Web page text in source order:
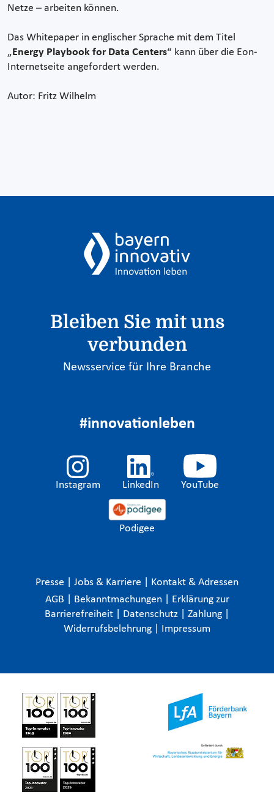
Netze – arbeiten können.
Das Whitepaper in englischer Sprache mit dem Titel
„Energy Playbook for Data Centers“ kann über die Eon-
Internetseite angefordert werden.
Autor: Fritz Wilhelm
Bleiben Sie mit uns
verbunden
Newsservice für Ihre Branche
#innovationleben
Instagram LinkedIn YouTube
Podigee
Presse Jobs & Karriere
Kontakt & Adressen
AGB
Bekanntmachungen
Erklärung zur
Barrierefreiheit
Datenschutz Zahlung
Widerrufsbelehrung
Impressum